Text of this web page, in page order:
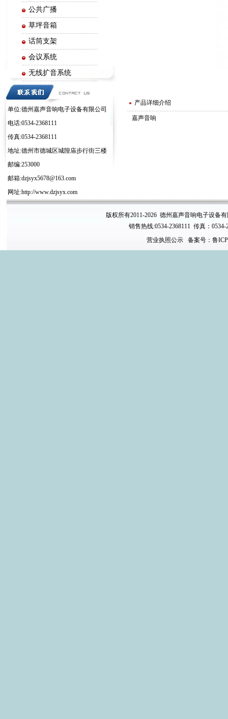
公共广播
草坪音箱
话筒支架
会议系统
无线扩音系统
电子周边系列
单位:德州嘉声音响电子设备有限公司
电话:0534-2368111
传真:0534-2368111
地址:德州市德城区城隍庙步行街三楼
邮编:253000
邮箱:dzjsyx5678@163.com
网址:http://www.dzjsyx.com
产品详细介绍
嘉声音响
版权所有2011-2026 德州嘉声音响电子设备
销售热线:0534-2368111 传真：
营业执照公示
备案号：鲁